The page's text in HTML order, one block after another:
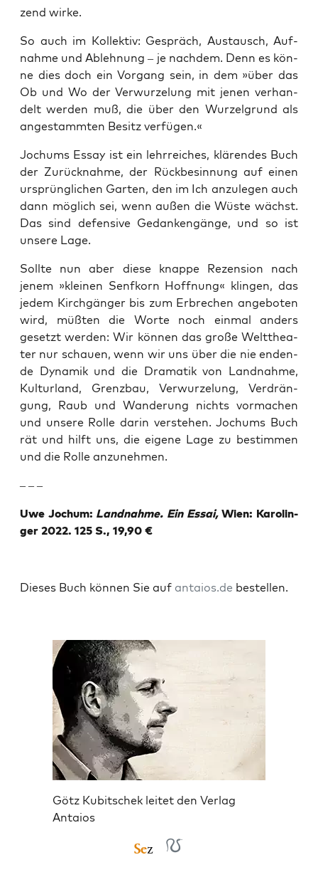
zend wirke.
So auch im Kol­lek­tiv: Gespräch, Aus­tausch, Auf­
nah­me und Ableh­nung – je nach­dem. Denn es kön­
ne dies doch ein Vor­gang sein, in dem »über das
Ob und Wo der Ver­wur­ze­lung mit jenen ver­han­
delt wer­den muß, die über den Wur­zel­grund als
ange­stamm­ten Besitz verfügen.«
Joch­ums Essay ist ein lehr­rei­ches, klä­ren­des Buch
der Zurück­nah­me, der Rück­be­sin­nung auf einen
ursprüng­li­chen Gar­ten, den im Ich anzu­le­gen auch
dann mög­lich sei, wenn außen die Wüs­te wächst.
Das sind defen­si­ve Gedan­ken­gän­ge, und so ist
unse­re Lage.
Soll­te nun aber die­se knap­pe Rezen­si­on nach
jenem »klei­nen Senf­korn Hoff­nung« klin­gen, das
jedem Kirch­gän­ger bis zum Erbre­chen ange­bo­ten
wird, müß­ten die Wor­te noch ein­mal anders
gesetzt wer­den: Wir kön­nen das gro­ße Welt­thea­
ter nur schau­en, wenn wir uns über die nie enden­
de Dyna­mik und die Dra­ma­tik von Land­nah­me,
Kul­tur­land, Grenz­bau, Ver­wur­ze­lung, Ver­drän­
gung, Raub und Wan­de­rung nichts vor­ma­chen
und unse­re Rol­le dar­in ver­ste­hen. Joch­ums Buch
rät und hilft uns, die eige­ne Lage zu bestim­men
und die Rol­le anzunehmen.
– – –
Uwe Jochum: Land­nah­me. Ein Essai,Wien: Karo­lin­
ger 2022. 125 S., 19,90 €
Die­ses Buch kön­nen Sie auf antaios.de bestellen.
Götz Kubitschek leitet den Verlag
Antaios